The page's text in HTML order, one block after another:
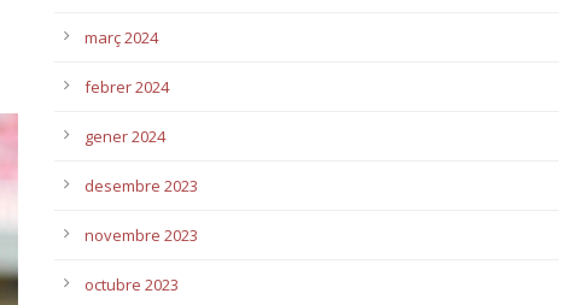
març 2024
febrer 2024
gener 2024
desembre 2023
novembre 2023
octubre 2023